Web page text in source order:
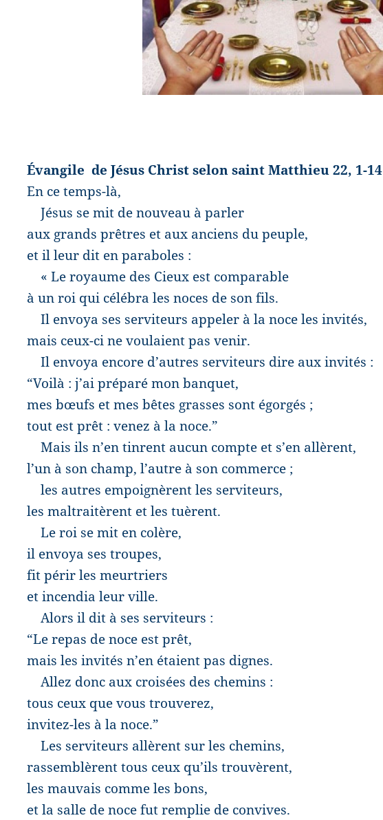
Évangile de Jésus Christ selon saint Matthieu 22, 1-14
En ce temps-là,
Jésus se mit de nouveau à parler
aux grands prêtres et aux anciens du peuple,
et il leur dit en paraboles :
« Le royaume des Cieux est comparable
à un roi qui célébra les noces de son fils.
Il envoya ses serviteurs appeler à la noce les invités,
mais ceux-ci ne voulaient pas venir.
Il envoya encore d’autres serviteurs dire aux invités :
“Voilà : j’ai préparé mon banquet,
mes bœufs et mes bêtes grasses sont égorgés ;
tout est prêt : venez à la noce.”
Mais ils n’en tinrent aucun compte et s’en allèrent,
l’un à son champ, l’autre à son commerce ;
les autres empoignèrent les serviteurs,
les maltraitèrent et les tuèrent.
Le roi se mit en colère,
il envoya ses troupes,
fit périr les meurtriers
et incendia leur ville.
Alors il dit à ses serviteurs :
“Le repas de noce est prêt,
mais les invités n’en étaient pas dignes.
Allez donc aux croisées des chemins :
tous ceux que vous trouverez,
invitez-les à la noce.”
Les serviteurs allèrent sur les chemins,
rassemblèrent tous ceux qu’ils trouvèrent,
les mauvais comme les bons,
et la salle de noce fut remplie de convives.